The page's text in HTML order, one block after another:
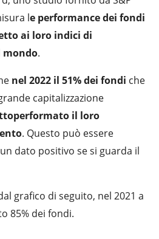
le performance dei fondi
ai loro indici di
.
nel 2022 il 51% dei fondi che
capitalizzazione
il loro
. Questo può essere
dato positivo se si guarda il
grafico di seguito, nel 2021 a
85% dei fondi.